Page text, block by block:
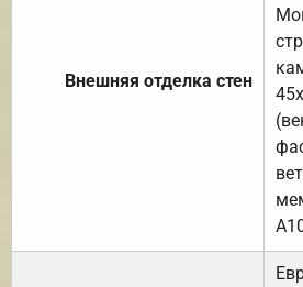
Внешняя отделка стен